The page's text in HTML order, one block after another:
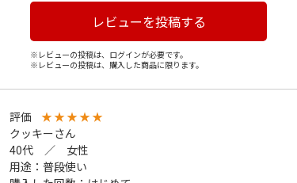
レビューを投稿する
※レビューの投稿は、ログインが必要です。
※レビューの投稿は、購入した商品に限ります。
評価 ★★★★★
クッキーさん
40代 ／ 女性
用途：普段使い